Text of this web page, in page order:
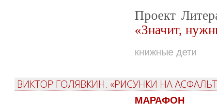
Проект
«Значит,
книжные дети
ВИКТОР ГОЛЯВКИН. «РИСУНКИ НА
МАРАФОН